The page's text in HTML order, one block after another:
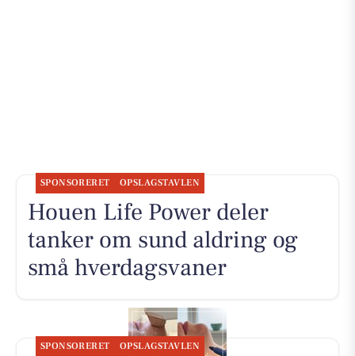
SPONSORERET OPSLAGSTAVLEN
Houen Life Power deler
tanker om sund aldring og
små hverdagsvaner
SPONSORERET OPSLAGSTAVLEN